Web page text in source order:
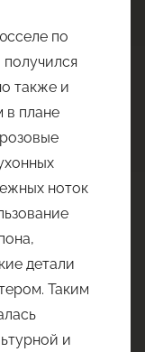
по
также и
в плане
ноток
детали
Таким
и